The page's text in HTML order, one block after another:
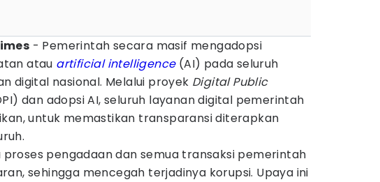
- Pemerintah secara masif mengadopsi
atau artificial intelligence (AI) pada seluruh
digital nasional. Melalui proyek Digital Public
dan adopsi AI, seluruh layanan digital pemerintah
untuk memastikan transparansi diterapkan
pengadaan dan semua transaksi pemerintah
sehingga mencegah terjadinya korupsi. Upaya ini